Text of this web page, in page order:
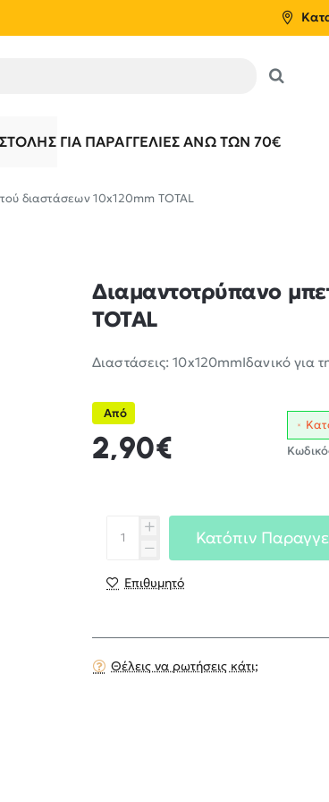
ΓΙΑ ΠΑΡΑΓΓΕΛΊΕΣ ΆΝΩ ΤΩΝ 70€
διαστάσεων 10x120mm TOTAL
Διαμαντοτρύπανο
TOTAL
Διαστάσεις: 10x120mmΙδανικό για
Από
2,90€
Κατόπιν
Επιθυμητό
Θέλεις να ρωτήσεις κάτι;